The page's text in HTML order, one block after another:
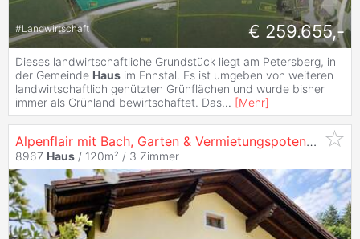
#Landwirtschaft € 259.655,-
Dieses landwirtschaftliche Grundstück liegt am Petersberg, in
der Gemeinde Haus im Ennstal. Es ist umgeben von weiteren
landwirtschaftlich genützten Grünflächen und wurde bisher
immer als Grünland bewirtschaftet. Das... [Mehr]
Alpenflair mit Bach, Garten & Vermietungspotenzial ? jetzt entdecken! Skigebiet Amade`.
8967 Haus / 120m² / 3 Zimmer